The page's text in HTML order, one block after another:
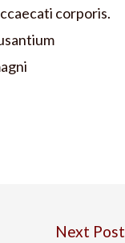
corporis.
Next Post